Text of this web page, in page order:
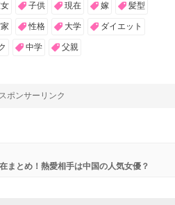
子供 現在 嫁 髪型
性格 大学 ダイエット
中学 父親
ポンサーリンク
まとめ！熱愛相手は中国の人気女優？